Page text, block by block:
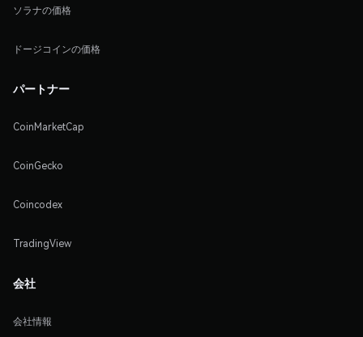
ソラナの価格
ドージコインの価格
パートナー
CoinMarketCap
CoinGecko
Coincodex
TradingView
会社
会社情報